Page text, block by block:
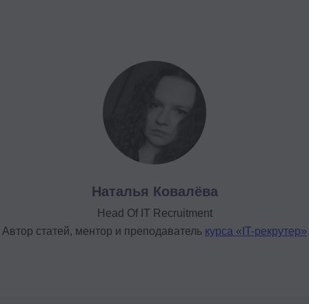
Наталья Ковалёва
Head Of IT Recruitment
Автор статей, ментор и преподаватель курса «IT-рекрутер»